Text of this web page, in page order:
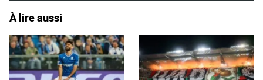
À lire aussi